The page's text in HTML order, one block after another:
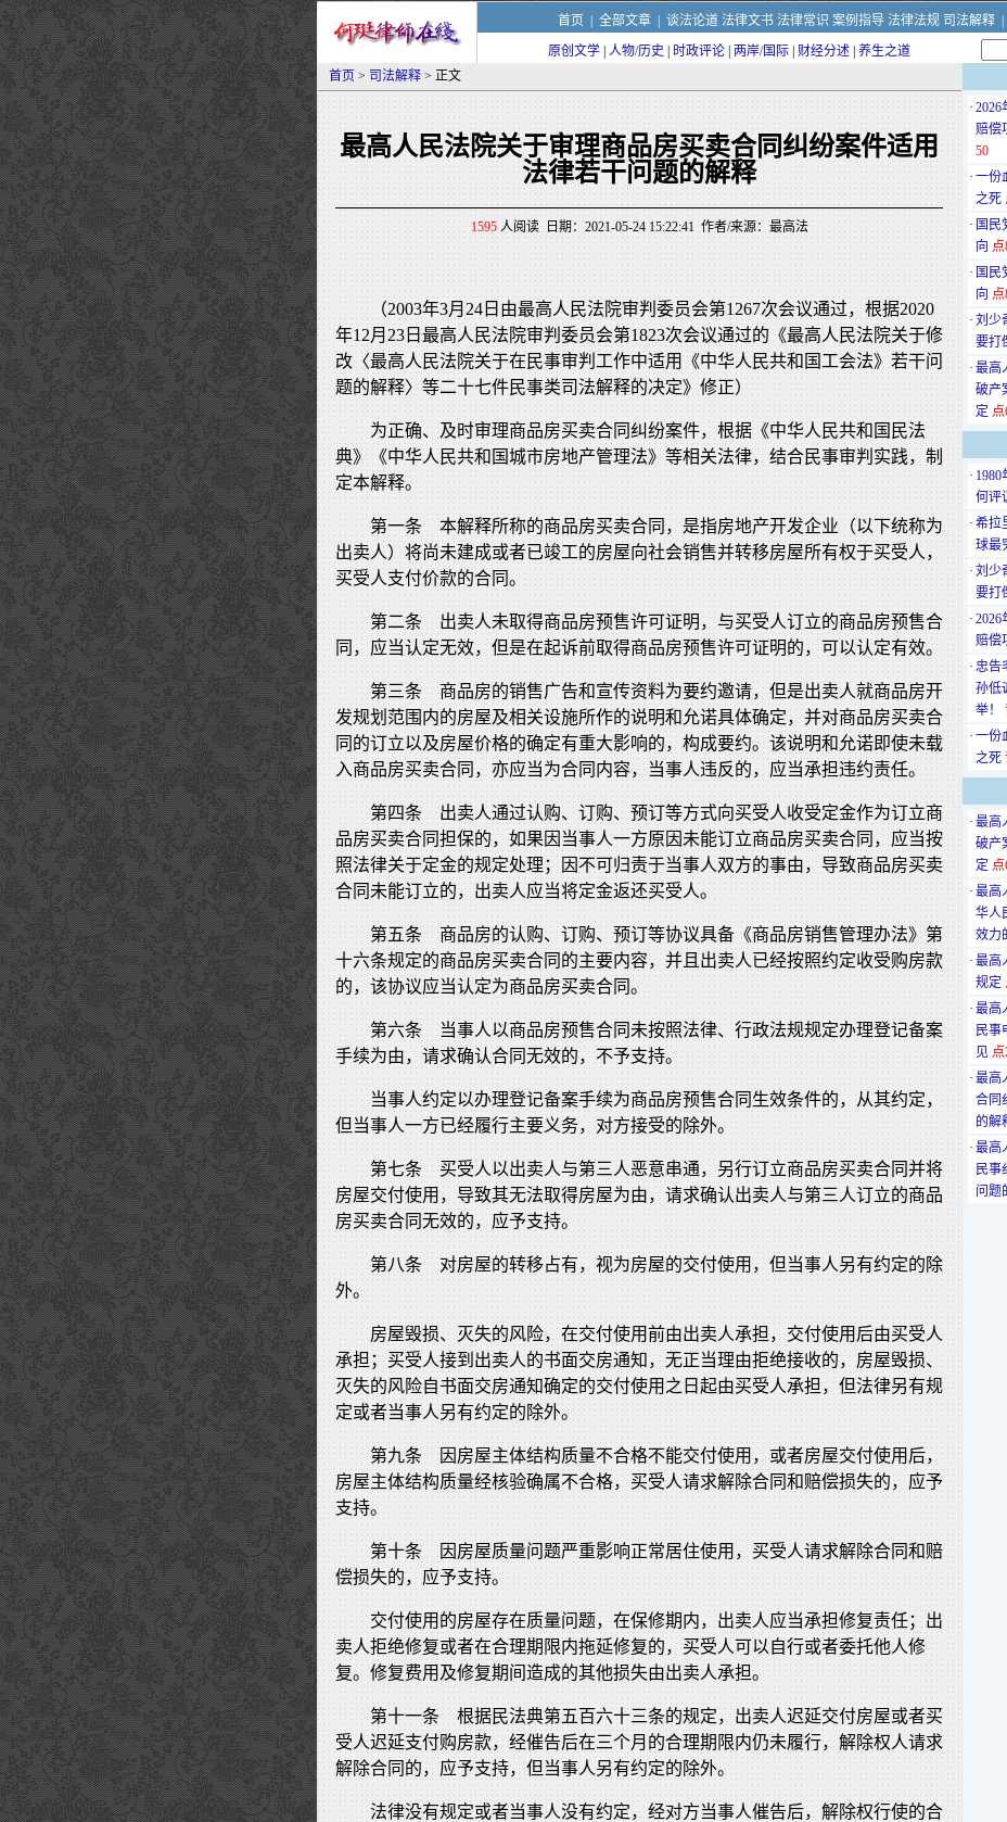
首页 全部文章| 谈法论道 法律文书 法律常识 案例指导 法律法规 司法解释|
原创文学 人物/历史 时政评论 两岸/国际 财经分述 养生之道
首页 > 司法解释> 正文
最高人民法院关于审理商品房买卖合同纠纷案件适用
法律若干问题的解释
1595人阅读 日期：2021-05-24 15:22:41 作者/来源：最高法
（2003年3月24日由最高人民法院审判委员会第1267次会议通过，根据2020
年12月23日最高人民法院审判委员会第1823次会议通过的《最高人民法院关于修
改〈最高人民法院关于在民事审判工作中适用《中华人民共和国工会法》若干问
题的解释〉等二十七件民事类司法解释的决定》修正）
为正确、及时审理商品房买卖合同纠纷案件，根据《中华人民共和国民法
典》《中华人民共和国城市房地产管理法》等相关法律，结合民事审判实践，制
定本解释。
第一条 本解释所称的商品房买卖合同，是指房地产开发企业（以下统称为
出卖人）将尚未建成或者已竣工的房屋向社会销售并转移房屋所有权于买受人，
买受人支付价款的合同。
第二条 出卖人未取得商品房预售许可证明，与买受人订立的商品房预售合
同，应当认定无效，但是在起诉前取得商品房预售许可证明的，可以认定有效。
第三条 商品房的销售广告和宣传资料为要约邀请，但是出卖人就商品房开
发规划范围内的房屋及相关设施所作的说明和允诺具体确定，并对商品房买卖合
同的订立以及房屋价格的确定有重大影响的，构成要约。该说明和允诺即使未载
入商品房买卖合同，亦应当为合同内容，当事人违反的，应当承担违约责任。
第四条 出卖人通过认购、订购、预订等方式向买受人收受定金作为订立商
品房买卖合同担保的，如果因当事人一方原因未能订立商品房买卖合同，应当按
照法律关于定金的规定处理；因不可归责于当事人双方的事由，导致商品房买卖
合同未能订立的，出卖人应当将定金返还买受人。
第五条 商品房的认购、订购、预订等协议具备《商品房销售管理办法》第
十六条规定的商品房买卖合同的主要内容，并且出卖人已经按照约定收受购房款
的，该协议应当认定为商品房买卖合同。
第六条 当事人以商品房预售合同未按照法律、行政法规规定办理登记备案
手续为由，请求确认合同无效的，不予支持。
当事人约定以办理登记备案手续为商品房预售合同生效条件的，从其约定，
但当事人一方已经履行主要义务，对方接受的除外。
第七条 买受人以出卖人与第三人恶意串通，另行订立商品房买卖合同并将
房屋交付使用，导致其无法取得房屋为由，请求确认出卖人与第三人订立的商品
房买卖合同无效的，应予支持。
第八条 对房屋的转移占有，视为房屋的交付使用，但当事人另有约定的除
外。
房屋毁损、灭失的风险，在交付使用前由出卖人承担，交付使用后由买受人
承担；买受人接到出卖人的书面交房通知，无正当理由拒绝接收的，房屋毁损、
灭失的风险自书面交房通知确定的交付使用之日起由买受人承担，但法律另有规
定或者当事人另有约定的除外。
第九条 因房屋主体结构质量不合格不能交付使用，或者房屋交付使用后，
房屋主体结构质量经核验确属不合格，买受人请求解除合同和赔偿损失的，应予
支持。
第十条 因房屋质量问题严重影响正常居住使用，买受人请求解除合同和赔
偿损失的，应予支持。
交付使用的房屋存在质量问题，在保修期内，出卖人应当承担修复责任；出
卖人拒绝修复或者在合理期限内拖延修复的，买受人可以自行或者委托他人修
复。修复费用及修复期间造成的其他损失由出卖人承担。
第十一条 根据民法典第五百六十三条的规定，出卖人迟延交付房屋或者买
受人迟延支付购房款，经催告后在三个月的合理期限内仍未履行，解除权人请求
解除合同的，应予支持，但当事人另有约定的除外。
法律没有规定或者当事人没有约定，经对方当事人催告后，解除权行使的合
· 2026
赔偿
50
· 一份
之死
· 国民
向 点
· 国民
向 点
· 刘少
要打
· 最高
破产
定 点
·
何评
· 希拉
球最
· 刘少
要打
· 2026
赔偿
· 忠告
孙低
举！
· 一份
之死
· 最高
破产
定 点
· 最高
华人
效力
· 最高
规定
· 最高
民事
见 点
· 最高
合同
的解
· 最高
民事
问题